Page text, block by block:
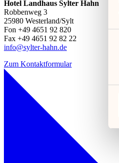
Hotel Landhaus Sylter Hahn
Robbenweg 3
25980 Westerland/Sylt
Fon +49 4651 92 820
Fax +49 4651 92 82 22
info@sylter-hahn.de
Zum Kontaktformular